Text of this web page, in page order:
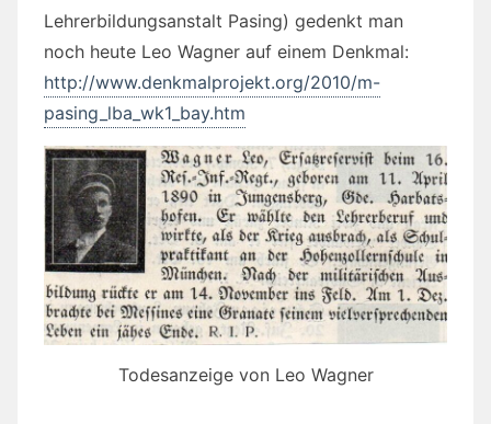
Lehrerbildungsanstalt Pasing) gedenkt man
noch heute Leo Wagner auf einem Denkmal:
http://www.denkmalprojekt.org/2010/m-
pasing_lba_wk1_bay.htm
Todesanzeige von Leo Wagner